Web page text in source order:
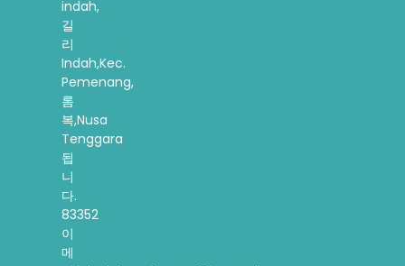
indah,
길
리
Indah,Kec.
Pemenang,
롬
복,Nusa
Tenggara
됩
니
다.
83352
이
메